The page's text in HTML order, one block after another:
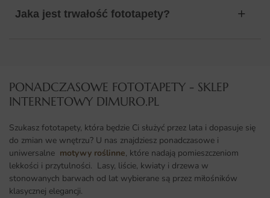
Jaka jest trwałość fototapety?
PONADCZASOWE FOTOTAPETY - SKLEP
INTERNETOWY DIMURO.PL​
Szukasz fototapety, która będzie Ci służyć przez lata i dopasuje się
do zmian we wnętrzu? U nas znajdziesz ponadczasowe i
uniwersalne motywy roślinne, które nadają pomieszczeniom
lekkości i przytulności. Lasy, liście, kwiaty i drzewa w
stonowanych barwach od lat wybierane są przez miłośników
klasycznej elegancji.